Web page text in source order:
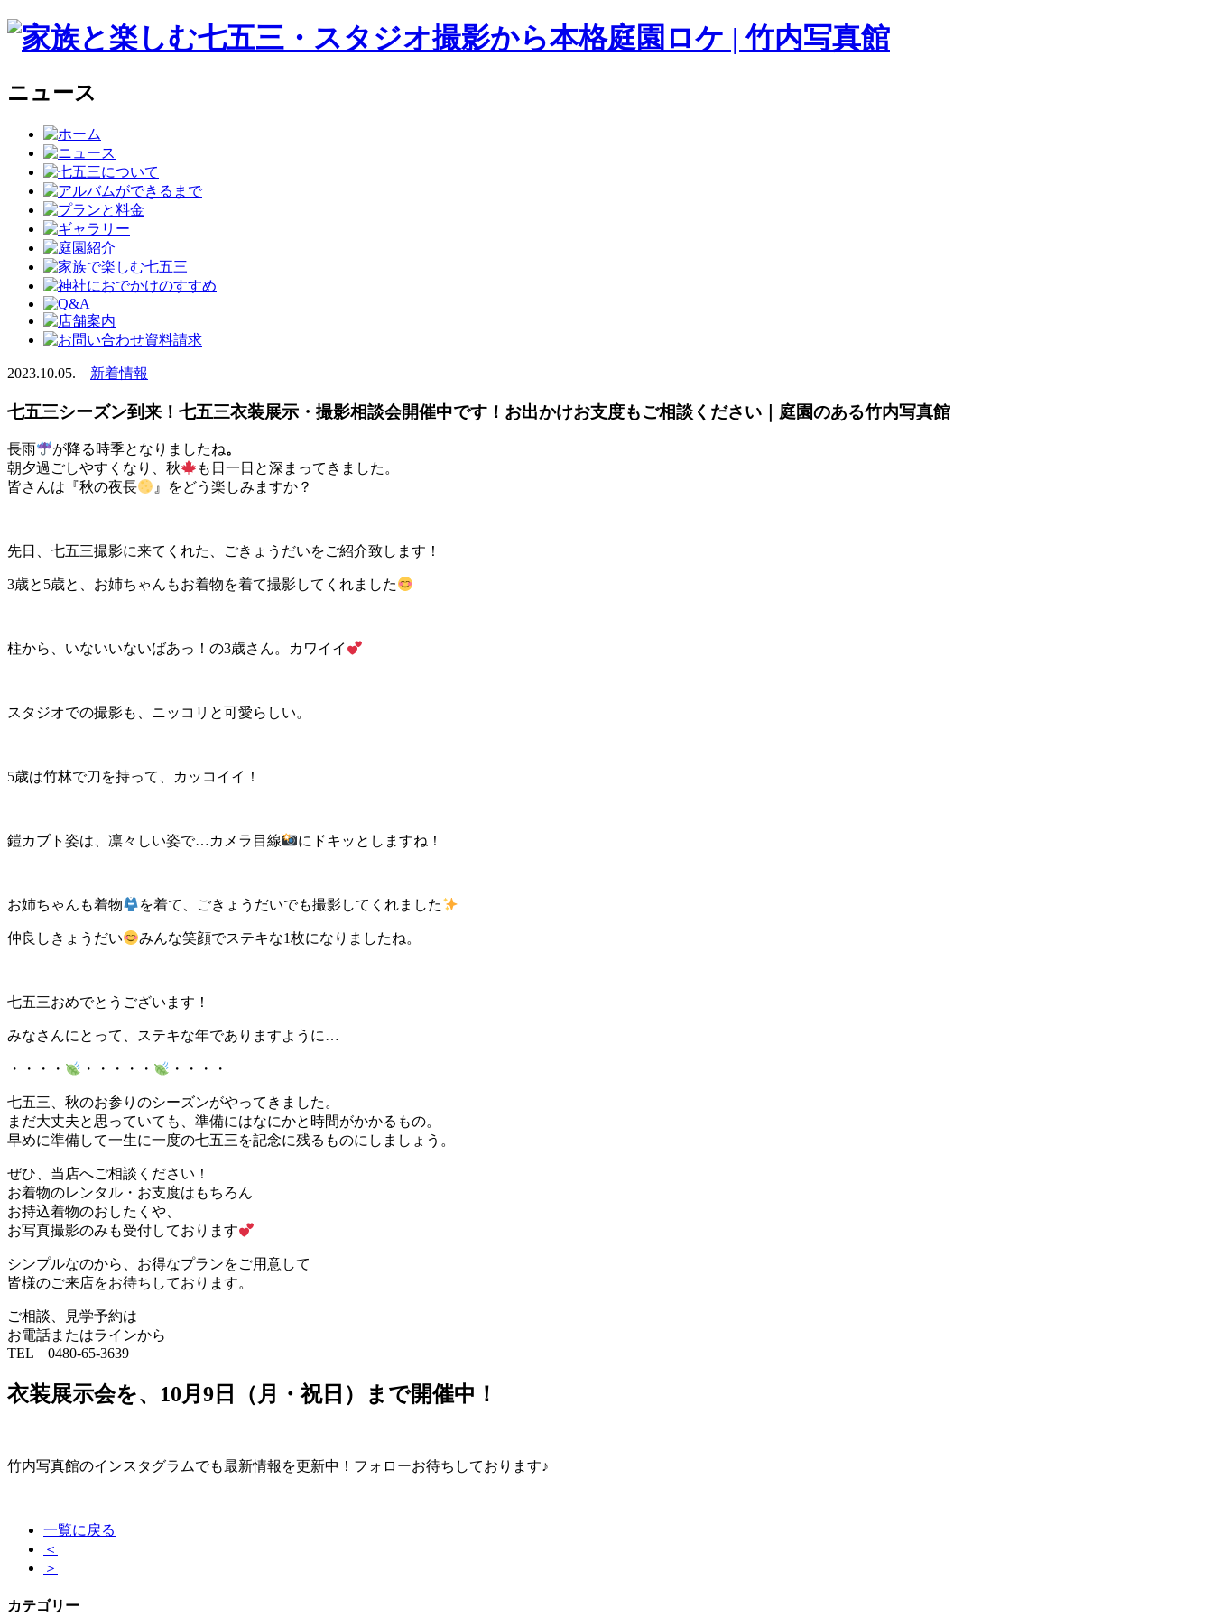
ニュース
2023.10.05. 新着情報
七五三シーズン到来！七五三衣装展示・撮影相談会開催中です！お出かけお支度もご相談ください｜庭園のある竹内写真館
長雨 が降る時季となりましたね。
朝夕過ごしやすくなり、秋
も日一日と深まってきました。
皆さんは『秋の夜長
』をどう楽しみますか？
先日、七五三撮影に来てくれた、ごきょうだいをご紹介致します！
3歳と5歳と、お姉ちゃんもお着物を着て撮影してくれました
柱から、いないいないばあっ！の3歳さん。カワイイ
スタジオでの撮影も、ニッコリと可愛らしい。
5歳は竹林で刀を持って、カッコイイ！
鎧カブト姿は、凛々しい姿で…カメラ目線 にドキッとしますね！
お姉ちゃんも着物 を着て、ごきょうだいでも撮影してくれました
仲良しきょうだい みんな笑顔でステキな1枚になりましたね。
七五三おめでとうございます！
みなさんにとって、ステキな年でありますように…
・・・・ ・・・・・ ・・・・
七五三、秋のお参りのシーズンがやってきました。
まだ大丈夫と思っていても、準備にはなにかと時間がかかるもの。
早めに準備して一生に一度の七五三を記念に残るものにしましょう。
ぜひ、当店へご相談ください！
お着物のレンタル・お支度はもちろん
お持込着物のおしたくや、
お写真撮影のみも受付しております
シンプルなのから、お得なプランをご用意して
皆様のご来店をお待ちしております。
ご相談、見学予約は
お電話またはラインから
TEL 0480-65-3639
衣装展示会を、 10月9日（月・祝日） まで開催中！
竹内写真館のインスタグラムでも最新情報を更新中！フォローお待ちしております♪
一覧に戻る
＜
＞
カテゴリー